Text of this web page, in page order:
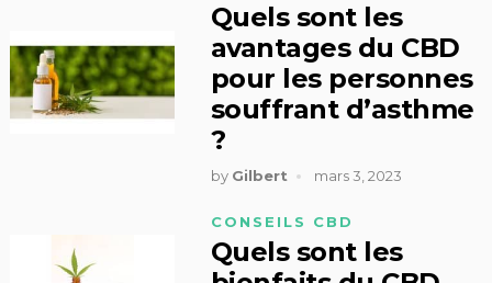
Quels sont les
avantages du CBD
pour les personnes
souffrant d’asthme
?
by Gilbert mars 3, 2023
CONSEILS CBD
Quels sont les